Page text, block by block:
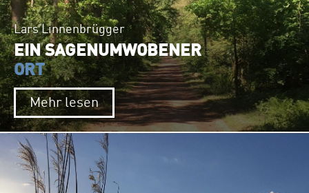
Lars Linnenbrügger
EIN SAGENUMWOBENER
ORT
Mehr lesen